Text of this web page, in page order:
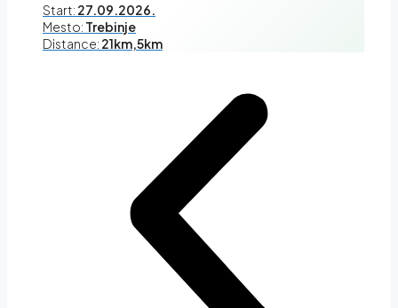
Start: 27.09.2026.
Mesto: Trebinje
Distance: 21km,5km